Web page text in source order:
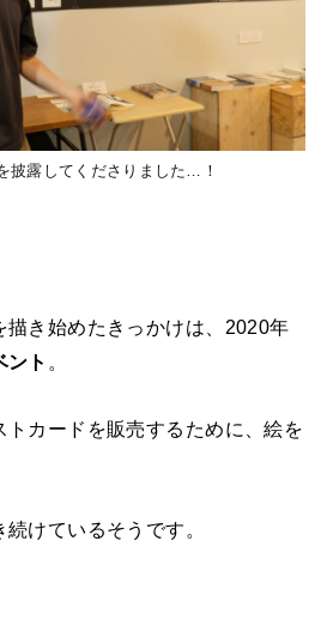
披露してくださりました…！
描き始めたきっかけは、2020年
ント 。
トカードを販売するために、絵を
けているそうです。